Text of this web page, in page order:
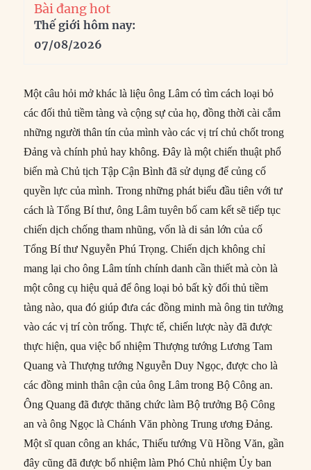
Bài đang hot
Thế giới hôm nay:
07/08/2026
Một câu hỏi mở khác là liệu ông Lâm có tìm cách loại bỏ
các đối thủ tiềm tàng và cộng sự của họ, đồng thời cài cắm
những người thân tín của mình vào các vị trí chủ chốt trong
Đảng và chính phủ hay không. Đây là một chiến thuật phổ
biến mà Chủ tịch Tập Cận Bình đã sử dụng để củng cố
quyền lực của mình. Trong những phát biểu đầu tiên với tư
cách là Tổng Bí thư, ông Lâm tuyên bố cam kết sẽ tiếp tục
chiến dịch chống tham nhũng, vốn là di sản lớn của cố
Tổng Bí thư Nguyễn Phú Trọng. Chiến dịch không chỉ
mang lại cho ông Lâm tính chính danh cần thiết mà còn là
một công cụ hiệu quả để ông loại bỏ bất kỳ đối thủ tiềm
tàng nào, qua đó giúp đưa các đồng minh mà ông tin tưởng
vào các vị trí còn trống. Thực tế, chiến lược này đã được
thực hiện, qua việc bổ nhiệm Thượng tướng Lương Tam
Quang và Thượng tướng Nguyễn Duy Ngọc, được cho là
các đồng minh thân cận của ông Lâm trong Bộ Công an.
Ông Quang đã được thăng chức làm Bộ trưởng Bộ Công
an và ông Ngọc là Chánh Văn phòng Trung ương Đảng.
Một sĩ quan công an khác, Thiếu tướng Vũ Hồng Văn, gần
đây cũng đã được bổ nhiệm làm Phó Chủ nhiệm Ủy ban